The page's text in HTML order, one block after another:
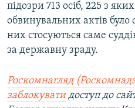
підозри 713 осіб, 225 з
обвинувальних актів було
них стосуються саме
за державну зраду.
Роскомнагляд
заблокуватидоступ до